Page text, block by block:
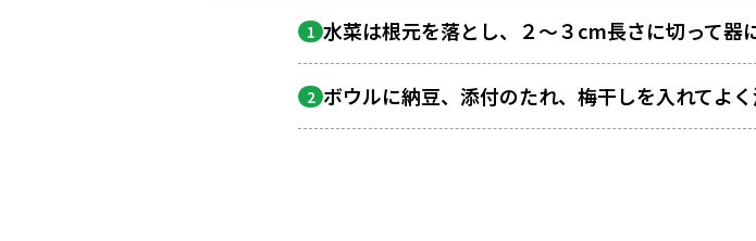
1 水菜は根元を落とし、２〜３cm長さに切って器
2 ボウルに納豆、添付のたれ、梅干しを入れてよ